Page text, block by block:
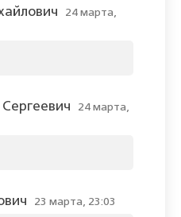
24 марта,
24 марта,
23 марта, 23:03